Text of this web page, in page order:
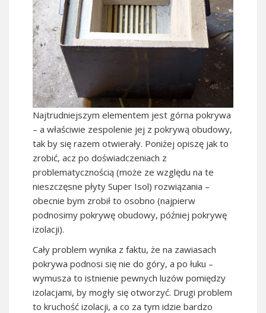
Najtrudniejszym elementem jest górna pokrywa
– a właściwie zespolenie jej z pokrywą obudowy,
tak by się razem otwierały. Poniżej opiszę jak to
zrobić, acz po doświadczeniach z
problematycznością (może ze względu na te
nieszczęsne płyty Super Isol) rozwiązania –
obecnie bym zrobił to osobno (najpierw
podnosimy pokrywę obudowy, później pokrywę
izolacji).
Cały problem wynika z faktu, że na zawiasach
pokrywa podnosi się nie do góry, a po łuku –
wymusza to istnienie pewnych luzów pomiędzy
izolacjami, by mogły się otworzyć. Drugi problem
to kruchość izolacji, a co za tym idzie bardzo